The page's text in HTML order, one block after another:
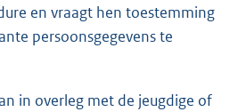
en vraagt hen toestemming
persoonsgegevens te
in overleg met de jeugdige of